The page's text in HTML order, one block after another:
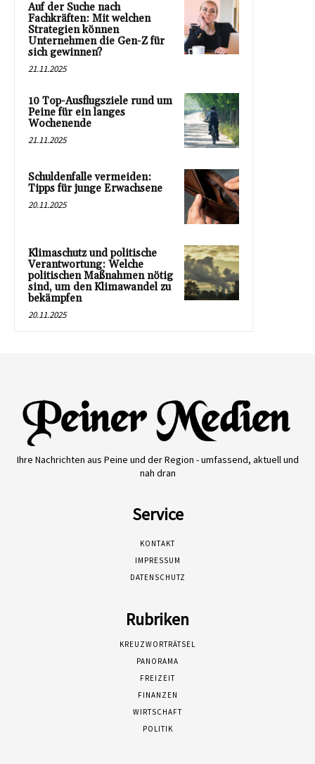
Auf der Suche nach
Fachkräften: Mit welchen
Strategien können
Unternehmen die Gen-Z für
sich gewinnen?
21.11.2025
10 Top-Ausflugsziele rund um
Peine für ein langes
Wochenende
21.11.2025
Schuldenfalle vermeiden:
Tipps für junge Erwachsene
20.11.2025
Klimaschutz und politische
Verantwortung: Welche
politischen Maßnahmen nötig
sind, um den Klimawandel zu
bekämpfen
20.11.2025
Ihre Nachrichten aus Peine und der Region - umfassend, aktuell und
nah dran
Service
KONTAKT
IMPRESSUM
DATENSCHUTZ
Rubriken
KREUZWORTRÄTSEL
PANORAMA
FREIZEIT
FINANZEN
WIRTSCHAFT
POLITIK